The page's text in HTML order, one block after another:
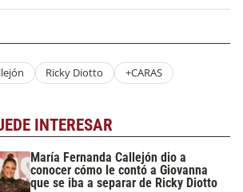
Ricky Diotto +CARAS
INTERESAR
María Fernanda Callejón dio a
conocer cómo le contó a Giovanna
que se iba a separar de Ricky Diotto